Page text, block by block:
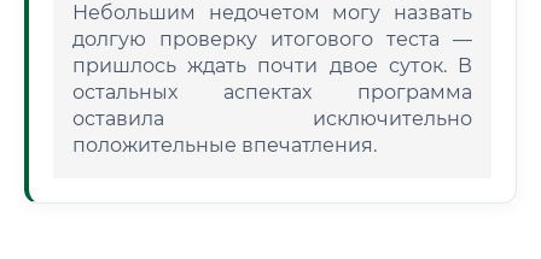
Небольшим недочетом могу назвать
долгую проверку итогового теста —
пришлось ждать почти двое суток. В
остальных аспектах программа
оставила исключительно
положительные впечатления.